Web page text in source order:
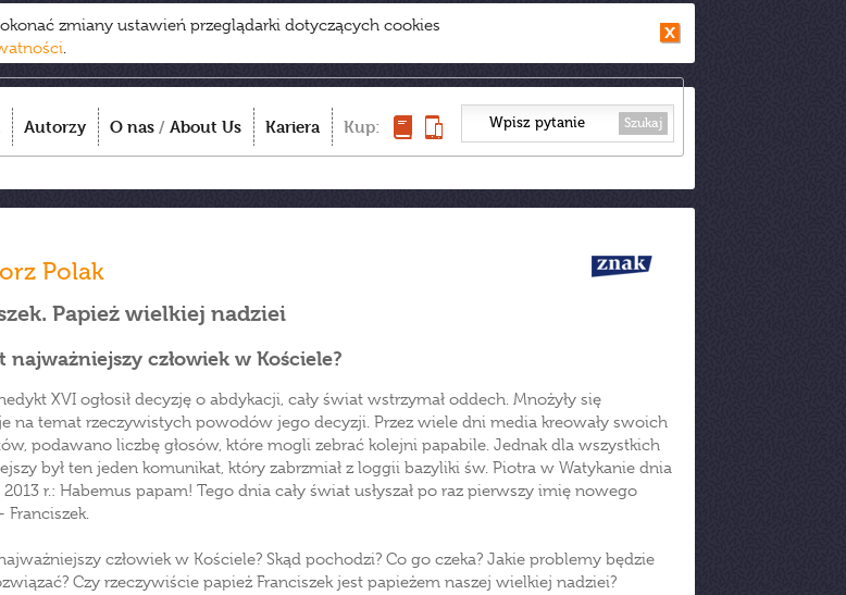
zmiany ustawień przeglądarki dotyczących cookies
.
Autorzy O nas / About Us Kariera Kup: Szukaj
Polak
Papież wielkiej nadziei
najważniejszy człowiek w Kościele?
XVI ogłosił decyzję o abdykacji, cały świat wstrzymał oddech. Mnożyły się
na temat rzeczywistych powodów jego decyzji. Przez wiele dni media kreowały swoich
podawano liczbę głosów, które mogli zebrać kolejni papabile. Jednak dla wszystkich
był ten jeden komunikat, który zabrzmiał z loggii bazyliki św. Piotra w Watykanie dnia
2013 r.: Habemus papam! Tego dnia cały świat usłyszał po raz pierwszy imię nowego
Franciszek.
człowiek w Kościele? Skąd pochodzi? Co go czeka? Jakie problemy będzie
Czy rzeczywiście papież Franciszek jest papieżem naszej wielkiej nadziei?